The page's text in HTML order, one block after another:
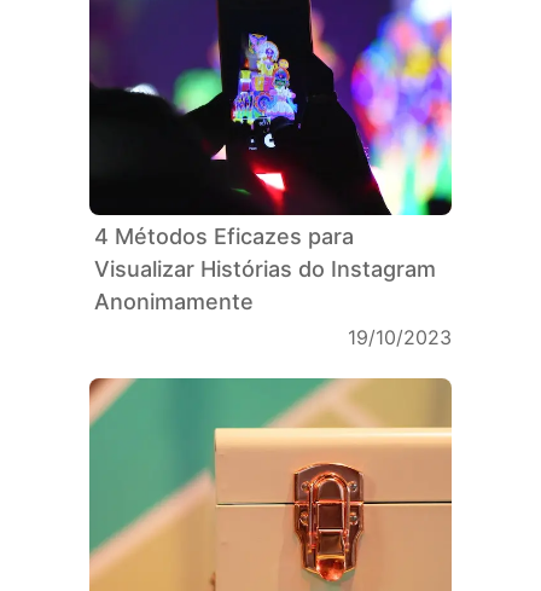
4 Métodos Eficazes para
Visualizar Histórias do Instagram
Anonimamente
19/10/2023